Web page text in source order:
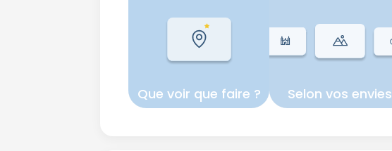
Que voir que faire ? Selon vos envies